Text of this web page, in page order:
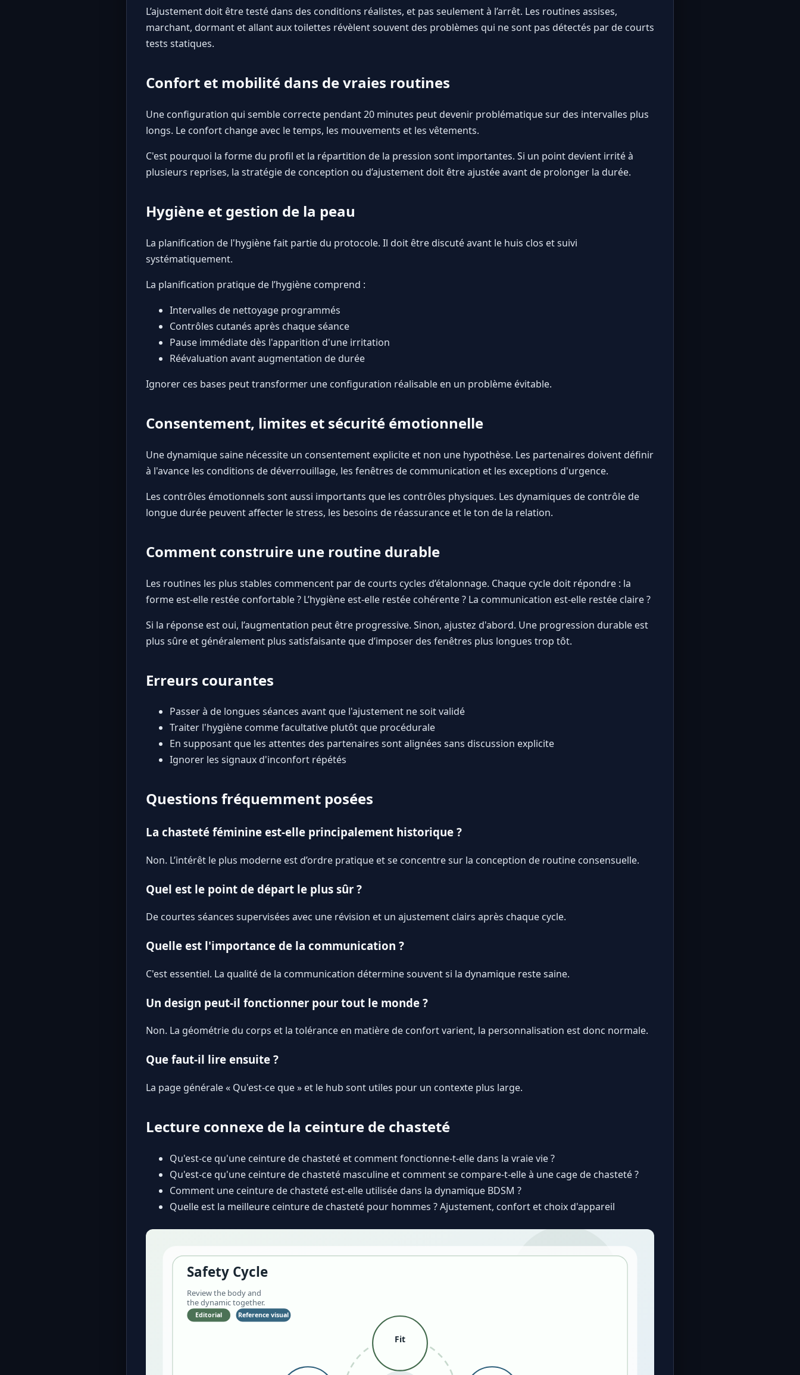
L’ajustement doit être testé dans des conditions réalistes, et pas seulement à l’arrêt. Les routines assises,
marchant, dormant et allant aux toilettes révèlent souvent des problèmes qui ne sont pas détectés par de courts
tests statiques.
Confort et mobilité dans de vraies routines
Une configuration qui semble correcte pendant 20 minutes peut devenir problématique sur des intervalles plus
longs. Le confort change avec le temps, les mouvements et les vêtements.
C'est pourquoi la forme du profil et la répartition de la pression sont importantes. Si un point devient irrité à
plusieurs reprises, la stratégie de conception ou d’ajustement doit être ajustée avant de prolonger la durée.
Hygiène et gestion de la peau
La planification de l'hygiène fait partie du protocole. Il doit être discuté avant le huis clos et suivi
systématiquement.
La planification pratique de l’hygiène comprend :
Intervalles de nettoyage programmés
Contrôles cutanés après chaque séance
Pause immédiate dès l'apparition d'une irritation
Réévaluation avant augmentation de durée
Ignorer ces bases peut transformer une configuration réalisable en un problème évitable.
Consentement, limites et sécurité émotionnelle
Une dynamique saine nécessite un consentement explicite et non une hypothèse. Les partenaires doivent définir
à l'avance les conditions de déverrouillage, les fenêtres de communication et les exceptions d'urgence.
Les contrôles émotionnels sont aussi importants que les contrôles physiques. Les dynamiques de contrôle de
longue durée peuvent affecter le stress, les besoins de réassurance et le ton de la relation.
Comment construire une routine durable
Les routines les plus stables commencent par de courts cycles d’étalonnage. Chaque cycle doit répondre : la
forme est-elle restée confortable ? L’hygiène est-elle restée cohérente ? La communication est-elle restée claire ?
Si la réponse est oui, l’augmentation peut être progressive. Sinon, ajustez d'abord. Une progression durable est
plus sûre et généralement plus satisfaisante que d’imposer des fenêtres plus longues trop tôt.
Erreurs courantes
Passer à de longues séances avant que l'ajustement ne soit validé
Traiter l'hygiène comme facultative plutôt que procédurale
En supposant que les attentes des partenaires sont alignées sans discussion explicite
Ignorer les signaux d'inconfort répétés
Questions fréquemment posées
La chasteté féminine est-elle principalement historique ?
Non. L’intérêt le plus moderne est d’ordre pratique et se concentre sur la conception de routine consensuelle.
Quel est le point de départ le plus sûr ?
De courtes séances supervisées avec une révision et un ajustement clairs après chaque cycle.
Quelle est l'importance de la communication ?
C'est essentiel. La qualité de la communication détermine souvent si la dynamique reste saine.
Un design peut-il fonctionner pour tout le monde ?
Non. La géométrie du corps et la tolérance en matière de confort varient, la personnalisation est donc normale.
Que faut-il lire ensuite ?
La page générale « Qu'est-ce que » et le hub sont utiles pour un contexte plus large.
Lecture connexe de la ceinture de chasteté
Qu'est-ce qu'une ceinture de chasteté et comment fonctionne-t-elle dans la vraie vie ?
Qu'est-ce qu'une ceinture de chasteté masculine et comment se compare-t-elle à une cage de chasteté ?
Comment une ceinture de chasteté est-elle utilisée dans la dynamique BDSM ?
Quelle est la meilleure ceinture de chasteté pour hommes ? Ajustement, confort et choix d'appareil